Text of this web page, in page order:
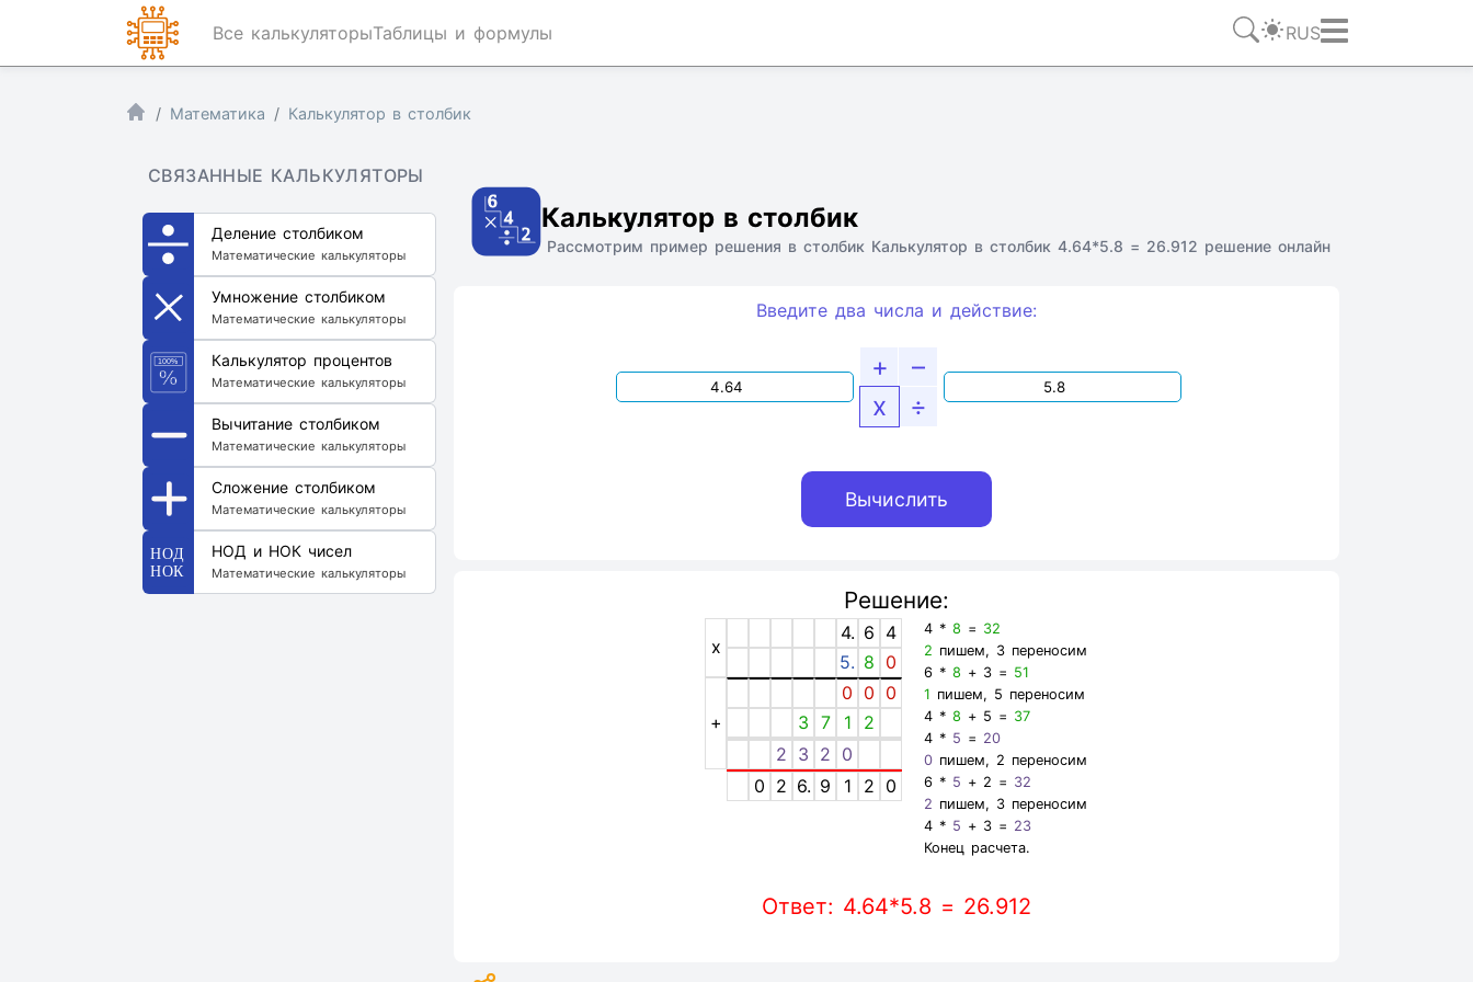
Все калькуляторыТаблицы и формулы RUS
Математика Калькулятор в столбик
СВЯЗАННЫЕ КАЛЬКУЛЯТОРЫ
Деление столбиком
Математические калькуляторы
Умножение столбиком
Математические калькуляторы
Калькулятор процентов
Математические калькуляторы
Вычитание столбиком
Математические калькуляторы
Сложение столбиком
Математические калькуляторы
НОД и НОК чисел
Математические калькуляторы
Калькулятор в столбик
Рассмотрим пример решения в столбик Калькулятор в столбик 4.64*5.8 = 26.912 решение онлайн
Введите два числа и действие:
+
–
x
÷
Решение:
x
4. 6 4
5. 8 0
+
0 0 0
3 7 1
2
2 3 2 0
0 2 6. 9 1 2 0
4 *8 = 32
2 пишем, 3 переносим
6 *8 + 3 = 51
1 пишем, 5 переносим
4 *8 + 5 = 37
4 * 5 = 20
0 пишем, 2 переносим
6 * 5 + 2 = 32
2 пишем, 3 переносим
4 * 5 + 3 = 23
Конец расчета.
Ответ: 4.64*5.8 = 26.912